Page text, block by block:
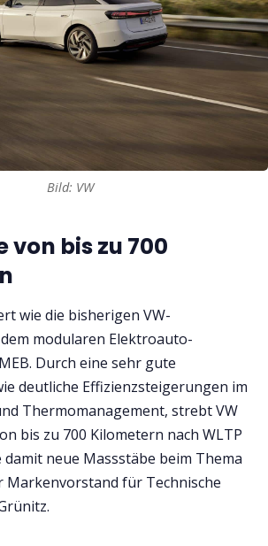
Bild: VW
von bis zu 700
wie die bisherigen VW-
modularen Elektroauto-
Durch eine sehr gute
deutliche Effizienzsteigerungen im
Thermomanagement, strebt VW
bis zu 700 Kilometern nach WLTP
damit neue Massstäbe beim Thema
Markenvorstand für Technische